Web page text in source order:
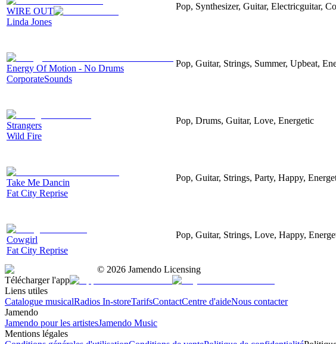
WIRE OUT
Linda Jones
Pop, Synthesizer, Guitar, Electricguitar,
Energy Of Motion - No Drums
CorporateSounds
Pop, Guitar, Strings, Summer, Upbeat,
Strangers
Wild Fire
Pop, Drums, Guitar, Love, Energetic
Take Me Dancin
Fat City Reprise
Pop, Guitar, Strings, Party, Happy,
Cowgirl
Fat City Reprise
Pop, Guitar, Strings, Love, Happy,
© 2026 Jamendo Licensing
Télécharger l'app
Liens utiles
Catalogue musicalRadios In-storeTarifsContactCentre d'aideNous contacter
Jamendo
Jamendo pour les artistesJamendo Music
Mentions légales